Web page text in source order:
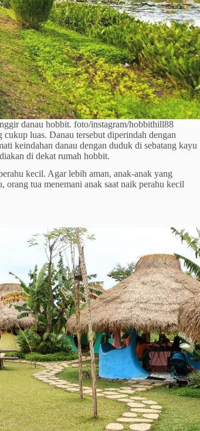
danau hobbit. foto/instagram/hobbithill88
luas. Danau tersebut diperindah dengan
keindahan danau dengan duduk di sebatang kayu
di dekat rumah hobbit.
kecil. Agar lebih aman, anak-anak yang
orang tua menemani anak saat naik perahu kecil